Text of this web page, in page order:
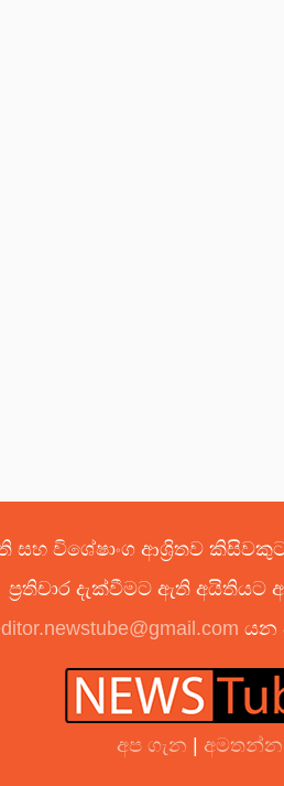
සහ විශේෂාංග ආශ්‍රිතව
ප්‍රතිචාර දැක්වීමට ඇති අයිතියට
යන
අප ගැන | අමතන්න